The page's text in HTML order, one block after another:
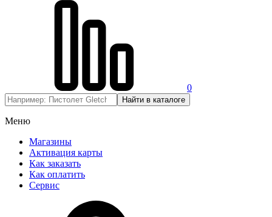
0
Меню
Магазины
Активация карты
Как заказать
Как оплатить
Сервис